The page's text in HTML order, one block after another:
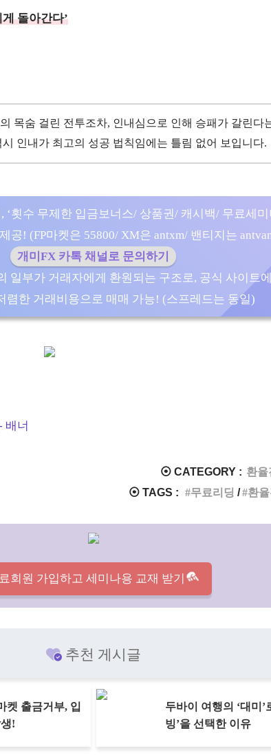
돌아간다’
목숨 걸린 전투조차, 인내심으로 인해 승패가 갈린다
인내가 최고의 성공 법칙임에는 틀림 없어 보입니다.
‘횟수 무제한 입금보너스/ 상품권/ 캐시백/ 무료세
공! (FP마켓은 55800/ XM은 antxm/ 밴티지는
개미FX 카톡 채널로 문의하기
일부가 거래자에게 환원되는 구조로, 공식 사이트
렴한 거래비용으로 매매 가능! (스프레드는 동일)
⦿ CATEGORY : 환
⦿ TAGS :
무료리딩 환
회원 가입하고 세미나용 교재 받기
추천 게시글
켓 출금거부, 입
!
두바이 여행의 ‘대미’
빙’을 선택한 이유